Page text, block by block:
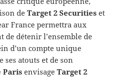
deTarget 2 Securities et
France permettra aux
détenir l’ensemble de
d’un compte unique
ses atouts et de son
Paris envisageTarget 2